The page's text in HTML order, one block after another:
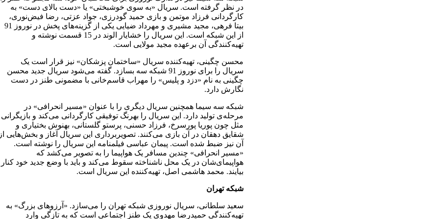
در نظر گرفته است. سریال «به سوی خوشبختی» یا «دست بالای دست» به
کارگردانی فرزاد موتمن و بازی حمید گودرزی، جواد عزتی، رضا فیض‌نوری،
بیتا فرهی، مجید مشیری و مهرداد ضیایی یکی از گزینه‌های پخش در نوروز 91
از این شبکه است. این سریال را خشایار الوند در 15 قسمت نوشته و
تهیه‌کنندگی آن برعهده مجید مولایی است.
محسن چگینی، تهیه‌کننده سریال «ساختمان پزشکان» نیز قرار است یک
سریال را برای نوروز 91 شبکه سه بسازد. گفته می‌شود سریال جدید محسن
چگینی به نام «دزد و پلیس» را مهراب قاسم‌خانی با مضمونی طنز در دست
نگارش دارد.
شبکه سه سیما همچنین سریال دیگری را با عنوان «مسیر انحرافی» در
مرحله‌ی تولید دارد. این سریال را بهرنگ توفیقی کارگردانی می‌کند و بازیگرانی
مثل چون پوریا پورسرخ، فرزاد حسنی، پرستو گلستانی، بهنوش بختیاری و
شقایق دهقان در آن بازی می‌کنند. تصویربرداری این سریال آغاز و بخش‌هایی از
آن نیز ضبط شده است. پیمان عباسی فیلمنامه این سریال را نوشته است.
«مسیر انحرافی» چندین مسافر یک هواپیما را به تصویر می‌کشد که
هواپیمای‌شان در یک محل ناشناخته سقوط می‌کند و باید با وضع جدید خود کنار
بیایند. محمد هاشمی اصل، تهیه‌کننده این سریال است.
شبکه تهران
سعید سلطانی، سریال نوروزی شبکه تهران را می‌سازد. «آرزوهای بزرگ» به
تهیه‌کنندگی حمیدرضا مهدوی یک طنز اجتماعی است که به تازگی وارد